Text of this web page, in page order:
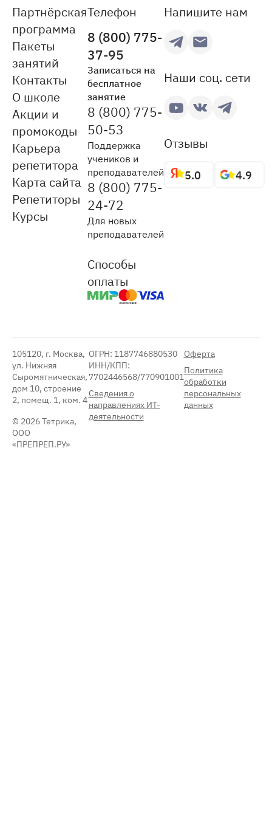
Партнёрская
программа
Пакеты
занятий
Контакты
О школе
Акции и
промокоды
Карьера
репетитора
Карта сайта
Репетиторы
Курсы
Телефон
8 (800) 775-
37-95
Записаться на
бесплатное
занятие
8 (800) 775-
50-53
Поддержка
учеников и
преподавателей
8 (800) 775-
24-72
Для новых
преподавателей
Способы
оплаты
Напишите нам
Наши соц. сети
Отзывы
5.0 4.9
105120, г. Москва,
ул. Нижняя
Сыромятническая,
дом 10, строение
2, помещ. 1, ком. 4
© 2026 Тетрика,
ООО
«ПРЕПРЕП.РУ»
ОГРН: 1187746880530
ИНН/КПП:
7702446568/770901001
Сведения о
направлениях ИТ-
деятельности
Оферта
Политика
обработки
персональных
данных